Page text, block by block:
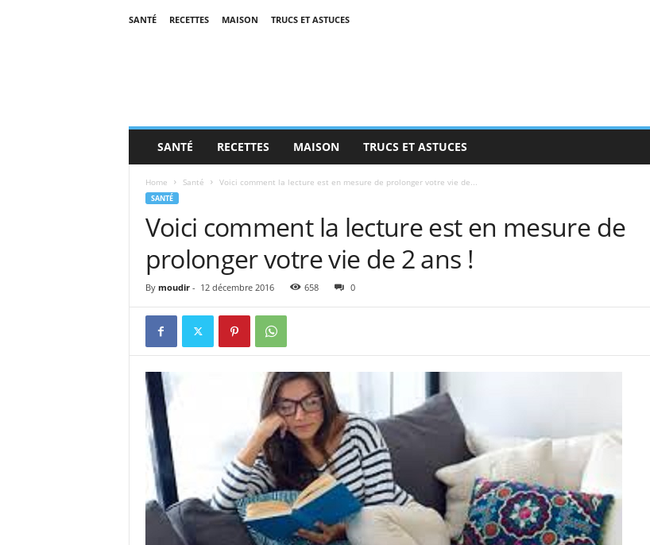
SANTÉ RECETTES MAISON TRUCS ET ASTUCES
SANTÉ RECETTES MAISON TRUCS ET ASTUCES
Home Santé Voici comment la lecture est en mesure de prolonger votre vie de...
SANTÉ
Voici comment la lecture est en mesure de
prolonger votre vie de 2 ans !
By moudir- 12 décembre 2016 658 0